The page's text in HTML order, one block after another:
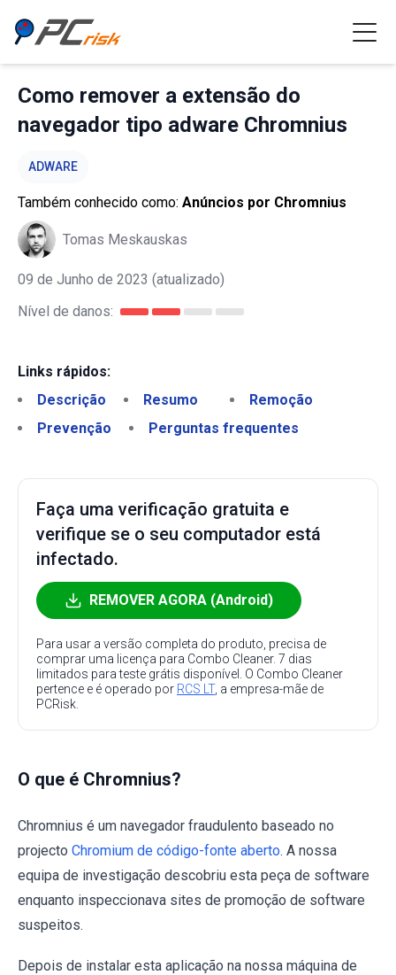
Como remover a extensão do
navegador tipo adware Chromnius
ADWARE
Também conhecido como: Anúncios por Chromnius
Tomas Meskauskas
09 de Junho de 2023 (atualizado)
Nível de danos:
Links rápidos:
Descrição
Resumo
Remoção
Prevenção
Perguntas frequentes
Faça uma verificação gratuita e
verifique se o seu computador está
infectado.
REMOVER AGORA (Android)
Para usar a versão completa do produto, precisa de
comprar uma licença para Combo Cleaner. 7 dias
limitados para teste grátis disponível. O Combo Cleaner
pertence e é operado por RCS LT, a empresa-mãe de
PCRisk.
O que é Chromnius?
Chromnius é um navegador fraudulento baseado no
projecto Chromium de código-fonte aberto. A nossa
equipa de investigação descobriu esta peça de software
enquanto inspeccionava sites de promoção de software
suspeitos.
Depois de instalar esta aplicação na nossa máquina de